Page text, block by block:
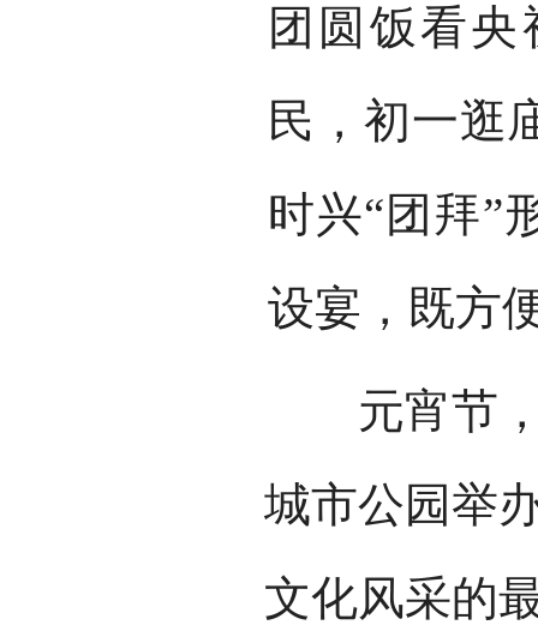
团圆饭看
民，初一逛
时兴“团拜”
设宴，既方
元宵节，
城市公园举
文化风采的